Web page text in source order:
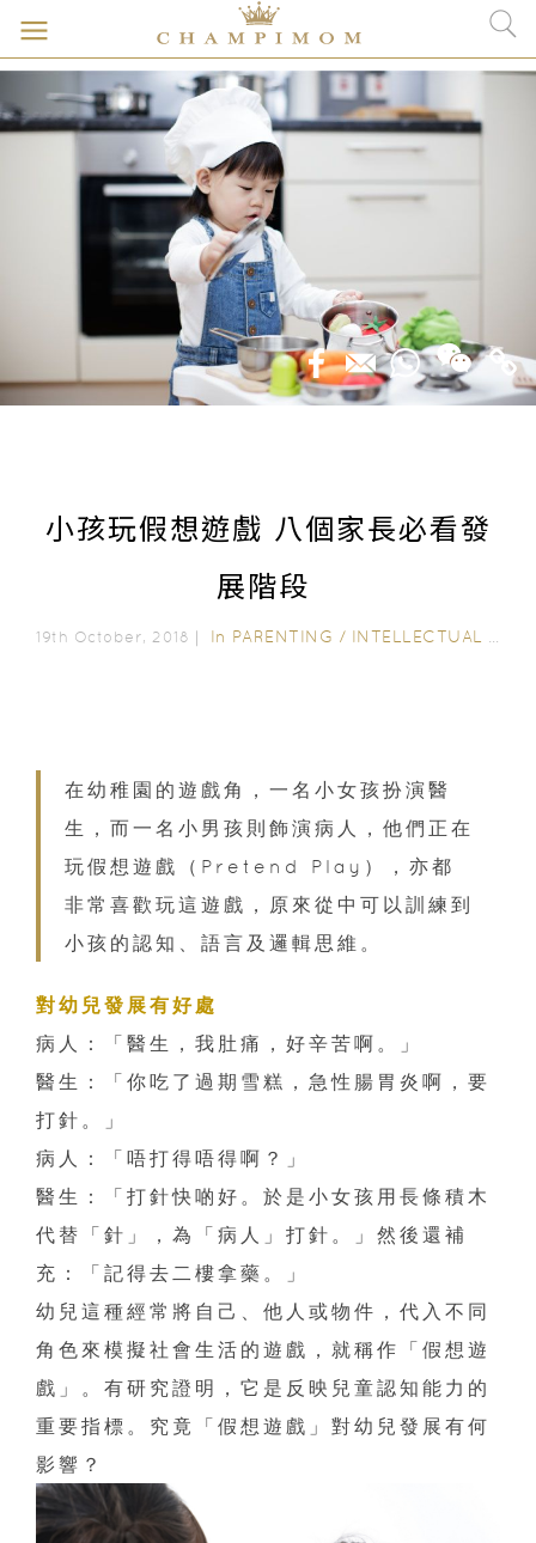
小孩玩假想遊戲 八個家長必看發
展階段
19th October, 2018｜ In PARENTING / INTELLECTUAL DEVELOPMENT
在幼稚園的遊戲角，一名小女孩扮演醫
生，而一名小男孩則飾演病人，他們正在
玩假想遊戲（ Pretend Play ），亦都
非常喜歡玩這遊戲，原來從中可以訓練到
小孩的認知、語言及邏輯思維。
對幼兒發展有好處
病人：「醫生，我肚痛，好辛苦啊。」
醫生：「你吃了過期雪糕，急性腸胃炎啊，要
打針。」
病人：「唔打得唔得啊？」
醫生：「打針快啲好。於是小女孩用長條積木
代替「針」，為「病人」打針。」然後還補
充：「記得去二樓拿藥。」
幼兒這種經常將自己、他人或物件，代入不同
角色來模擬社會生活的遊戲，就稱作「假想遊
戲」。有研究證明，它是反映兒童認知能力的
重要指標。究竟「假想遊戲」對幼兒發展有何
影響？